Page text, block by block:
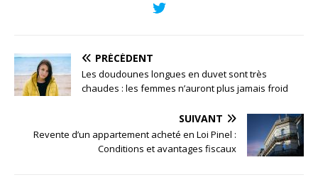
PRÉCÉDENT
Les doudounes longues en duvet sont très
chaudes : les femmes n’auront plus jamais froid
SUIVANT
Revente d’un appartement acheté en Loi Pinel :
Conditions et avantages fiscaux